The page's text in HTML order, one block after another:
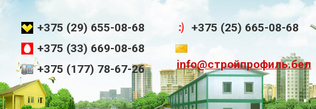
+375 (29) 655-08-68
+375 (33) 669-08-68
+375 (177) 78-67-26
+375 (25) 665-08-68
info@стройпрофиль.бел